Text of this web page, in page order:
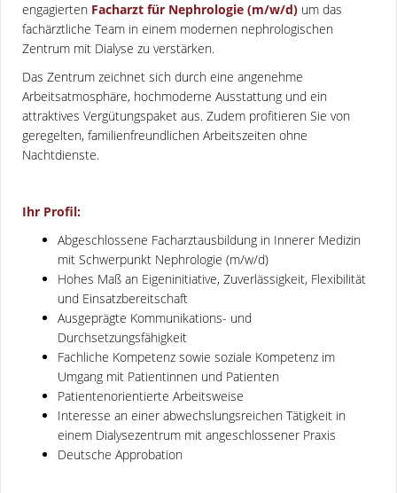
engagierten Facharzt für Nephrologie (m/w/d) um das
fachärztliche Team in einem modernen nephrologischen
Zentrum mit Dialyse zu verstärken.
Das Zentrum zeichnet sich durch eine angenehme
Arbeitsatmosphäre, hochmoderne Ausstattung und ein
attraktives Vergütungspaket aus. Zudem profitieren Sie von
geregelten, familienfreundlichen Arbeitszeiten ohne
Nachtdienste.
Ihr Profil:
Abgeschlossene Facharztausbildung in Innerer Medizin
mit Schwerpunkt Nephrologie (m/w/d)
Hohes Maß an Eigeninitiative, Zuverlässigkeit, Flexibilität
und Einsatzbereitschaft
Ausgeprägte Kommunikations- und
Durchsetzungsfähigkeit
Fachliche Kompetenz sowie soziale Kompetenz im
Umgang mit Patientinnen und Patienten
Patientenorientierte Arbeitsweise
Interesse an einer abwechslungsreichen Tätigkeit in
einem Dialysezentrum mit angeschlossener Praxis
Deutsche Approbation